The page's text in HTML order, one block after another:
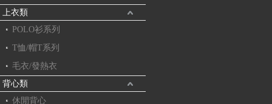
上衣類
POLO衫系列
T恤/帽T系列
毛衣/發熱衣
背心類
休閒背心